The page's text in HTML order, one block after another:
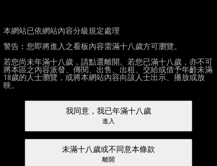
本網站已依網站內容分級規定處理
警告︰您即將進入之看板內容需滿十八歲方可瀏覽。
若您尚未年滿十八歲，請點選離開。若您已滿十八歲，亦不可
將本區之內容派發、傳閱、出售、出租、交給或借予年齡未滿
18歲的人士瀏覽，或將本網站內容向該人士出示、播放或放
映。
我同意，我已年滿十八歲
進入
未滿十八歲或不同意本條款
離開